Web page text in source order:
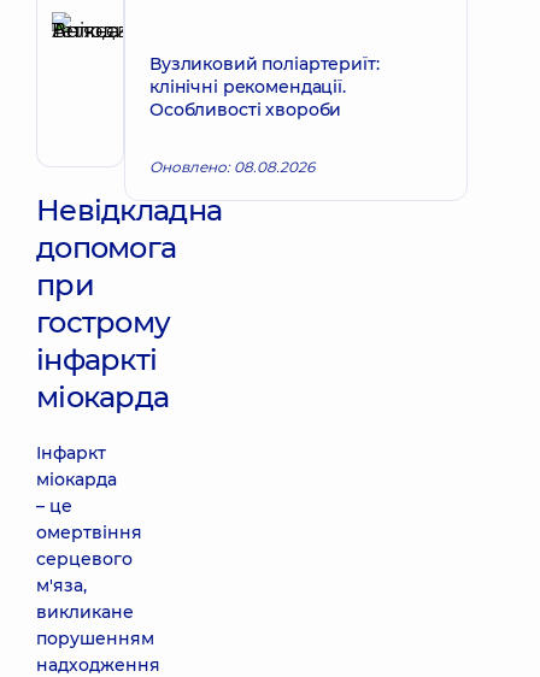
Володимирівна
Терапевт;
Запис до лікаря
Невідкладна
допомога
при
гострому
інфаркті
міокарда
Інфаркт
міокарда
– це
омертвіння
серцевого
м'яза,
викликане
порушенням
надходження
Вузликовий поліартериїт:
клінічні рекомендації.
Особливості хвороби
Оновлено: 08.08.2026